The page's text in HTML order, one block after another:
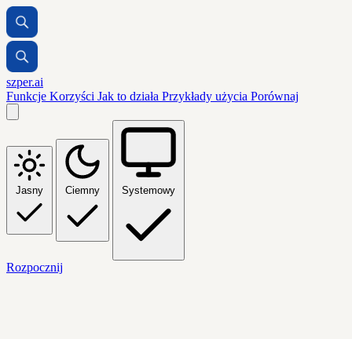
szper.ai
Funkcje Korzyści Jak to działa Przykłady użycia Porównaj
Jasny Ciemny Systemowy
Rozpocznij